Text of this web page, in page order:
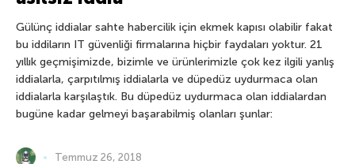
Gülünç iddialar sahte habercilik için ekmek kapısı olabilir fakat
bu iddiların IT güvenliği firmalarına hiçbir faydaları yoktur. 21
yıllık geçmişimizde, bizimle ve ürünlerimizle çok kez ilgili yanlış
iddialarla, çarpıtılmış iddialarla ve düpedüz uydurmaca olan
iddialarla karşılaştık. Bu düpedüz uydurmaca olan iddialardan
bugüne kadar gelmeyi başarabilmiş olanları şunlar:
Temmuz 26, 2018